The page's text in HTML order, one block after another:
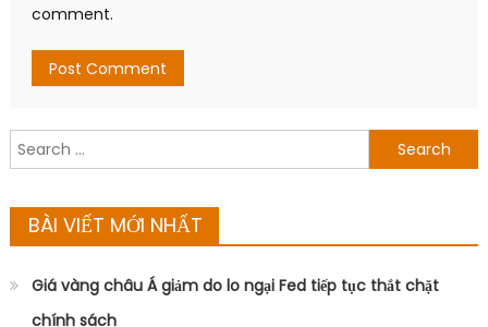
comment.
Search
for:
BÀI VIẾT MỚI NHẤT
Giá vàng châu Á giảm do lo ngại Fed tiếp tục thắt chặt
chính sách